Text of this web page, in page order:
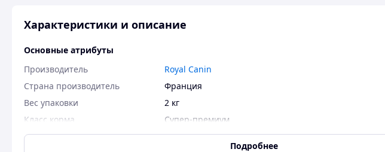
Характеристики и описание
Основные атрибуты
Производитель
Royal Canin
Страна производитель
Франция
Вес упаковки
2 кг
Класс корма
Супер-премиум
Основные
Подробнее